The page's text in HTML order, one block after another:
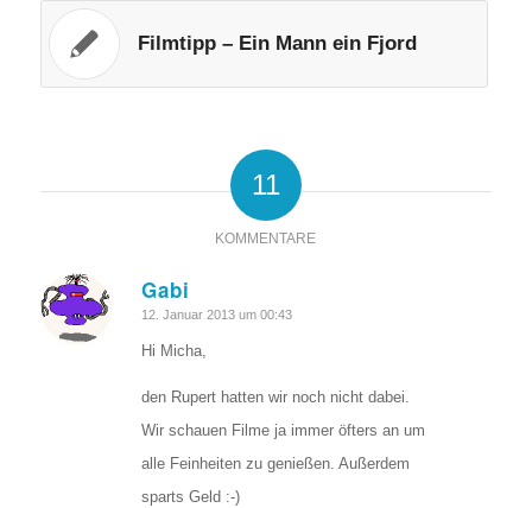
Filmtipp – Ein Mann ein Fjord
11
KOMMENTARE
Gabi
sagte:
12. Januar 2013 um 00:43
Hi Micha,
den Rupert hatten wir noch nicht dabei.
Wir schauen Filme ja immer öfters an um
alle Feinheiten zu genießen. Außerdem
sparts Geld :-)